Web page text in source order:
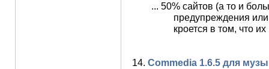
... 50% сайтов (а то и
предупреждения
кроется в том, что
14. Commedia 1.6.5 для